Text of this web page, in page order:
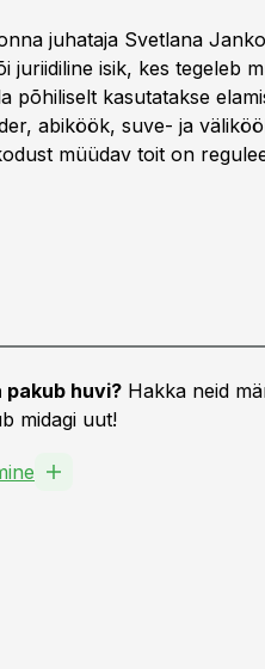
juhataja Svetlana
juriidiline isik, kes tegeleb
põhiliselt kasutatakse
abiköök, suve- ja
müüdav toit on
pakub huvi? Hakka neid
midagi uut!